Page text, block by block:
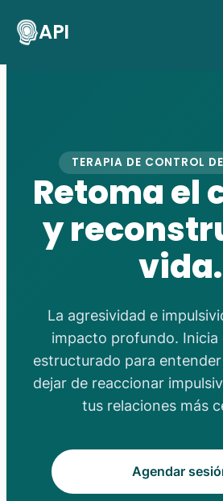
API
TERAPIA DE CONTROL
Retoma el
y
vida.
La agresividad e
impacto profundo. Inicia
estructurado para
dejar de reaccionar
tus relaciones más
Agendar